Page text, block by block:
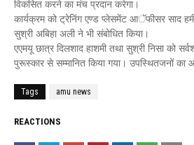
विकसित करने का मंच प्रदान करेगा।
कार्यक्रम को ट्रेनिंग एण्ड प्लेसमेंट आॅफीसर साद
सुश्री अबिहा अली ने भी संबोधित किया।
एएमयू छात्र दिलशाद हाशमी तथा सुश्री निसा को
पुरूस्कार से सम्मानित किया गया। उपस्थितजनों का
Tags amu news
REACTIONS